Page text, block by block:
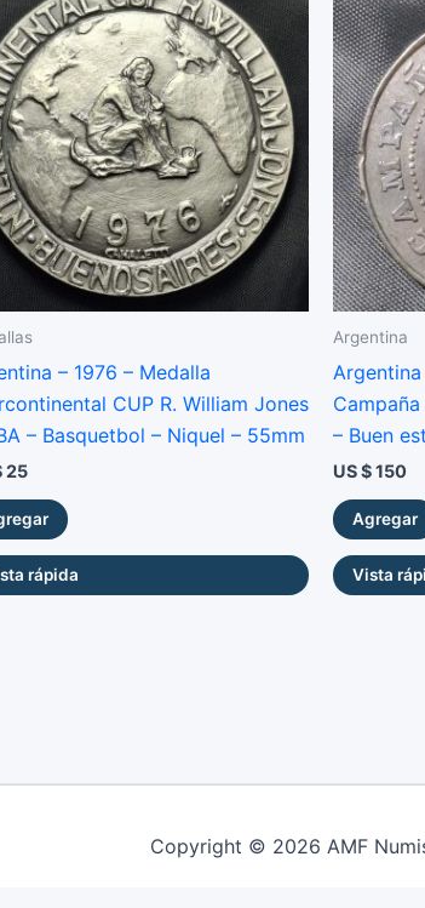
– 1976 – Medalla
CUP R. William Jones
– Basquetbol – Niquel – 55mm
25
rápida
Argentina
– Buen
US $150
Agregar
Vista
Copyright © 2026 AMF